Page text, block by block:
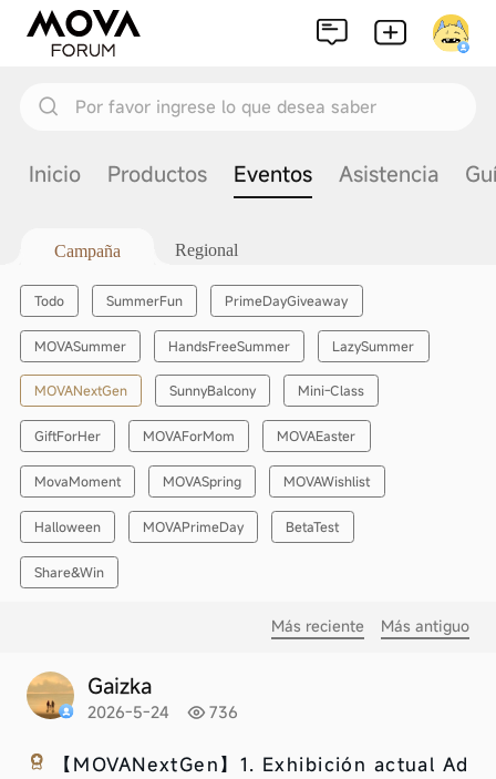
Por favor ingrese lo que desea saber
Inicio Productos Eventos Asistencia
Campaña Regional
Todo SummerFun PrimeDayGiveaway
MOVASummer HandsFreeSummer LazySummer
MOVANextGen SunnyBalcony Mini-Class
GiftForHer MOVAForMom MOVAEaster
MovaMoment MOVASpring MOVAWishlist
Halloween MOVAPrimeDay BetaTest
Share&Win
Más reciente Más antiguo
Gaizka
2026-5-24 736
【MOVANextGen】 1. Exhibición actual Ad